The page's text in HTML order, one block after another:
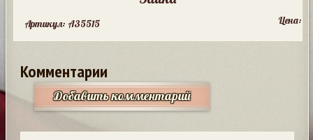
Артикул: A35515 Цена:
Комментарии
Добавить комментарий